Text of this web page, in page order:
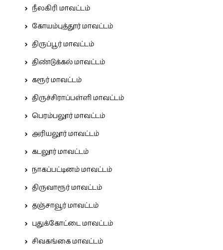
நீலகிரி மாவட்டம்
கோயம்புத்தூர் மாவட்டம்
திருப்பூர் மாவட்டம்
திண்டுக்கல் மாவட்டம்
கரூர் மாவட்டம்
திருச்சிராப்பள்ளி மாவட்டம்
பெரம்பலூர் மாவட்டம்
அரியலூர் மாவட்டம்
கடலூர் மாவட்டம்
நாகப்பட்டினம் மாவட்டம்
திருவாரூர் மாவட்டம்
தஞ்சாவூர் மாவட்டம்
புதுக்கோட்டை மாவட்டம்
சிவகங்கை மாவட்டம்